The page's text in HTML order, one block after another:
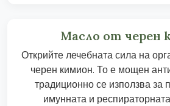
Масло от черен
Открийте лечебната сила на
черен кимион. То е мощен
традиционно се използва за
имунната и